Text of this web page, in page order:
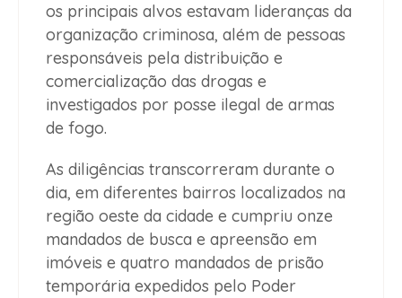
os principais alvos estavam lideranças da
organização criminosa, além de pessoas
responsáveis pela distribuição e
comercialização das drogas e
investigados por posse ilegal de armas
de fogo.
As diligências transcorreram durante o
dia, em diferentes bairros localizados na
região oeste da cidade e cumpriu onze
mandados de busca e apreensão em
imóveis e quatro mandados de prisão
temporária expedidos pelo Poder